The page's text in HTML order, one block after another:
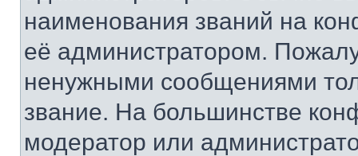
наименования званий на
её администратором.
ненужными сообщениями
звание. На большинстве
модератор или